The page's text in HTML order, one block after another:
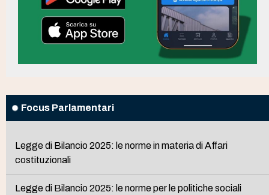
Focus Parlamentari
Legge di Bilancio 2025: le norme in materia di Affari
costituzionali
Legge di Bilancio 2025: le norme per le politiche sociali